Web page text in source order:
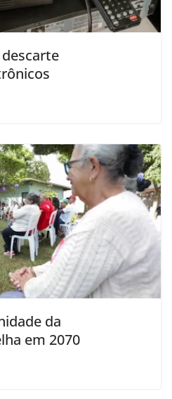
da
em 2070